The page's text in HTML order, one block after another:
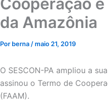
da Amazônia
Por berna /maio 21, 2019
O SESCON-PA ampliou a
assinou o Termo de
(FAAM).